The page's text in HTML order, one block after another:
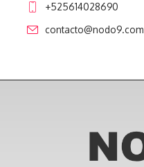
+525614028690
contacto@nodo9.com